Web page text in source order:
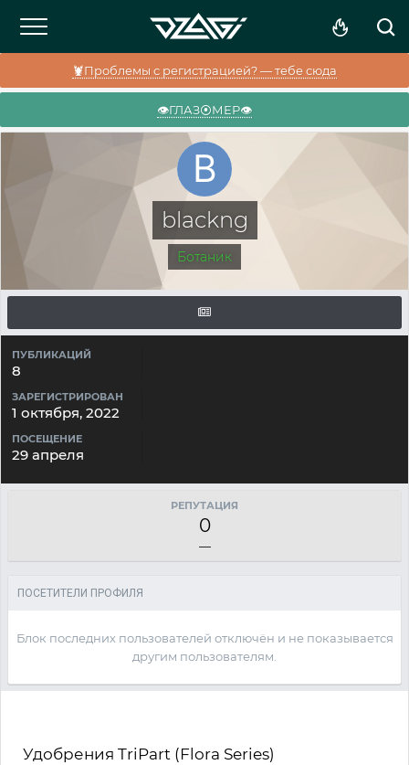
🦞Проблемы с регистрацией? — тебе сюда
👁️ГЛАЗ⦿МЕР👁️
blackng
Ботаник
ПУБЛИКАЦИЙ
8
ЗАРЕГИСТРИРОВАН
1 октября, 2022
ПОСЕЩЕНИЕ
29 апреля
РЕПУТАЦИЯ
0
—
ПОСЕТИТЕЛИ ПРОФИЛЯ
Блок последних пользователей отключён и не показывается
другим пользователям.
Удобрения TriPart (Flora Series)